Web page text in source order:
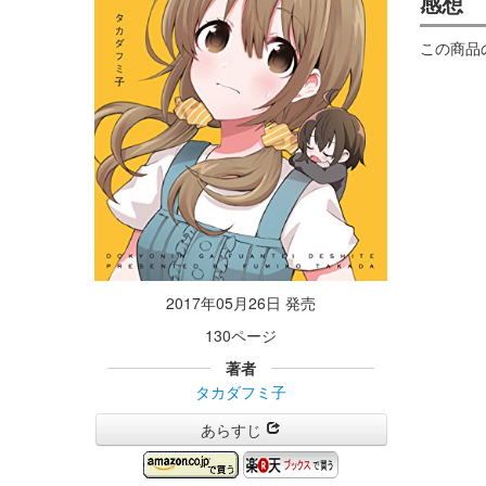
2017年05月26日 発売
130ページ
著者
タカダフミ子
あらすじ
この商品